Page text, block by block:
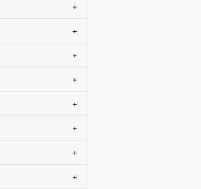
+
+
+
+
+
+
+
+